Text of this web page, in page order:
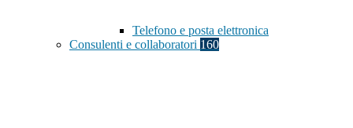
Telefono e posta elettronica
Consulenti e collaboratori 160